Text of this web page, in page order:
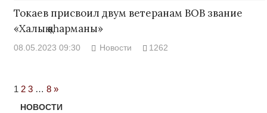
Токаев присвоил двум ветеранам ВОВ звание
«Халық қаһарманы»
08.05.2023 09:30 Новости 1262
1 2 3 … 8 Next
Posts
»
НОВОСТИ